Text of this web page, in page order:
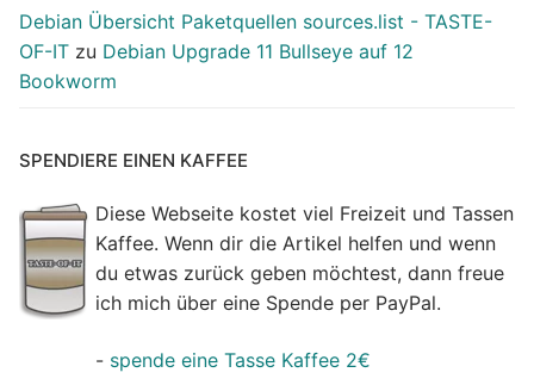
Debian Übersicht Paketquellen sources.list - TASTE-
OF-IT zu Debian Upgrade 11 Bullseye auf 12
Bookworm
SPENDIERE EINEN KAFFEE
Diese Webseite kostet viel Freizeit und Tassen
Kaffee. Wenn dir die Artikel helfen und wenn
du etwas zurück geben möchtest, dann freue
ich mich über eine Spende per PayPal.
- spende eine Tasse Kaffee 2€